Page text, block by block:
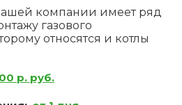
компании имеет ряд
газового
относятся и котлы
р. руб.